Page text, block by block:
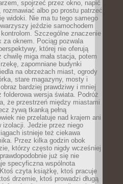
spojrzeć przez okno, napić
albo po prostu patrzeć
widoki. Nie ma tu tego samego
jeździe samochodem
Szczególne znaczenie
za oknem. Pociąg pozwala
której nie oferują
chwilę miga mała stacja, potem
zapomniane budynki
na obrzeżach miast, ogrody
stare magazyny, mosty i
bardziej prawdziwy i mniej
folderowa wersja świata. Podróż
że przestrzeń między miastami
żywą tkanką pełną
nie przelatuje nad krajem ani
izolacji. Jedzie przez niego
istnieje też ciekawa
Przez kilka godzin obok
którzy często nigdy wcześniej
już się nie
specyficzna wspólnota
czyta książkę, ktoś pracuje
drzemie, ktoś prowadzi długą